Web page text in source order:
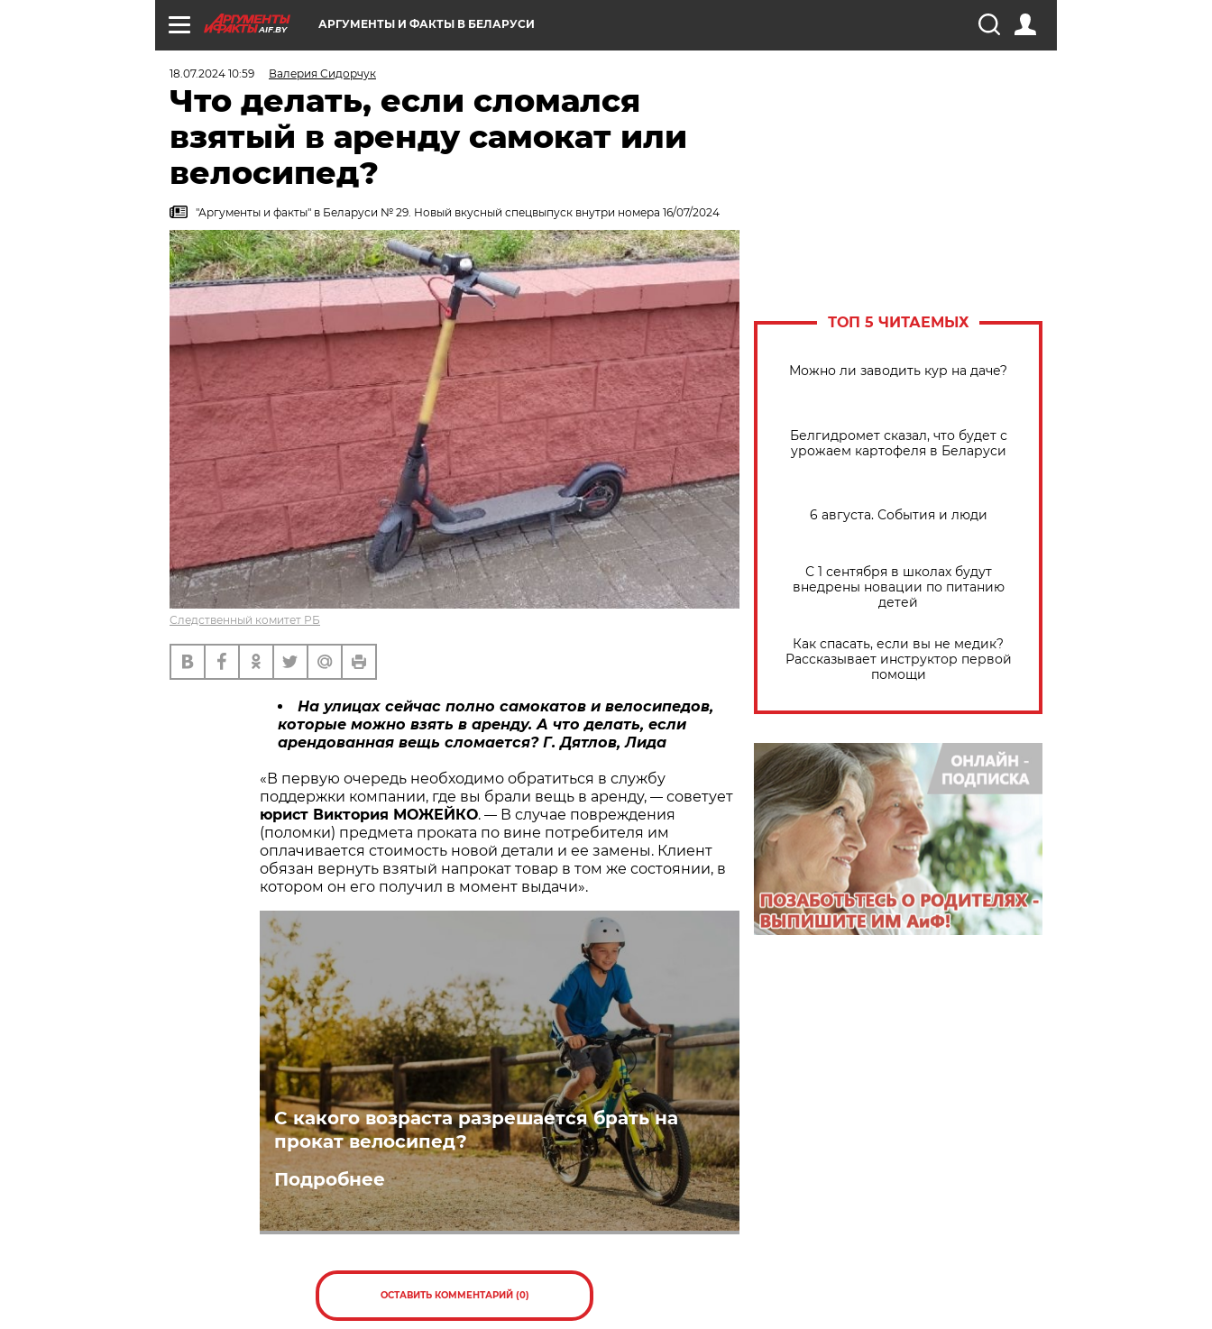
AIF.BY АРГУМЕНТЫ И ФАКТЫ В БЕЛАРУСИ
18.07.2024 10:59 Валерия Сидорчук
Что делать, если сломался
взятый в аренду самокат или
велосипед?
"Аргументы и факты" в Беларуси № 29. Новый вкусный спецвыпуск внутри номера 16/07/2024
Следственный комитет РБ
На улицах сейчас полно самокатов и велосипедов,
которые можно взять в аренду. А что делать, если
арендованная вещь сломается? Г. Дятлов, Лида
«В первую очередь необходимо обратиться в службу
поддержки компании, где вы брали вещь в аренду, — советует
юрист Виктория МОЖЕЙКО. — В случае повреждения
(поломки) предмета проката по вине потребителя им
оплачивается стоимость новой детали и ее замены. Клиент
обязан вернуть взятый напрокат товар в том же состоянии, в
котором он его получил в момент выдачи».
С какого возраста разрешается брать на
прокат велосипед?
Подробнее
ОСТАВИТЬ КОММЕНТАРИЙ (0)
ТОП 5 ЧИТАЕМЫХ
Можно ли заводить кур на даче?
Белгидромет сказал, что будет с
урожаем картофеля в Беларуси
6 августа. События и люди
С 1 сентября в школах будут
внедрены новации по питанию
детей
Как спасать, если вы не медик?
Рассказывает инструктор первой
помощи